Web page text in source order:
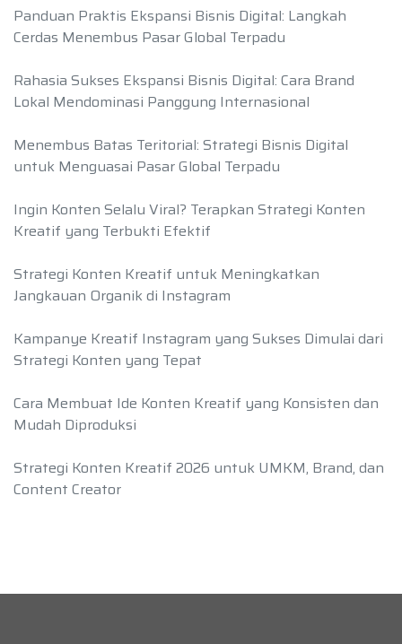
Panduan Praktis Ekspansi Bisnis Digital: Langkah
Cerdas Menembus Pasar Global Terpadu
Rahasia Sukses Ekspansi Bisnis Digital: Cara Brand
Lokal Mendominasi Panggung Internasional
Menembus Batas Teritorial: Strategi Bisnis Digital
untuk Menguasai Pasar Global Terpadu
Ingin Konten Selalu Viral? Terapkan Strategi Konten
Kreatif yang Terbukti Efektif
Strategi Konten Kreatif untuk Meningkatkan
Jangkauan Organik di Instagram
Kampanye Kreatif Instagram yang Sukses Dimulai dari
Strategi Konten yang Tepat
Cara Membuat Ide Konten Kreatif yang Konsisten dan
Mudah Diproduksi
Strategi Konten Kreatif 2026 untuk UMKM, Brand, dan
Content Creator